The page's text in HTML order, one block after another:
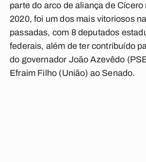
parte do arco de aliança de Cícero
2020, foi um dos mais vitoriosos
passadas, com 8 deputados
federais, além de ter contribuído
do governador João Azevêdo
Efraim Filho (União) ao Senado.